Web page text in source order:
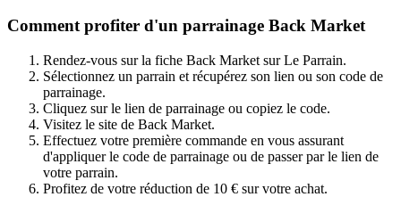
Comment profiter d'un parrainage Back Market
Rendez-vous sur la fiche Back Market sur Le Parrain.
Sélectionnez un parrain et récupérez son lien ou son code de
parrainage.
Cliquez sur le lien de parrainage ou copiez le code.
Visitez le site de Back Market.
Effectuez votre première commande en vous assurant
d'appliquer le code de parrainage ou de passer par le lien de
votre parrain.
Profitez de votre réduction de 10 € sur votre achat.